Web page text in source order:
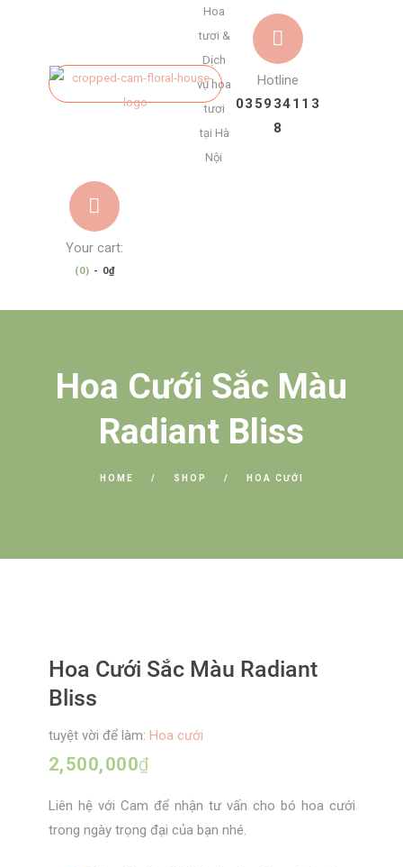
Hoa
tươi &
Dịch
vụ hoa
tươi
tại Hà
Nội
Hotline
035934113
8
Your cart:
(0) - 0₫
Hoa Cưới Sắc Màu
Radiant Bliss
HOME SHOP HOA CƯỚI
Hoa Cưới Sắc Màu Radiant
Bliss
tuyệt vời để làm: Hoa cưới
2,500,000₫
Liên hệ với Cam để nhận tư vấn cho bó hoa cưới
trong ngày trọng đại của bạn nhé.